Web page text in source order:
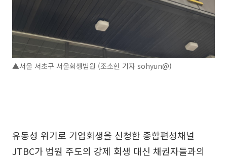
▲서울 서초구 서울회생법원 (조소현 기자 sohyun@)
유동성 위기로 기업회생을 신청한 종합편성채널
JTBC가 법원 주도의 강제 회생 대신 채권자들과의